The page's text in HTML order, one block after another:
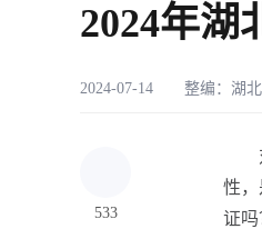
2024年湖
2024-07-14 整编： 湖
533
对
性，
证吗